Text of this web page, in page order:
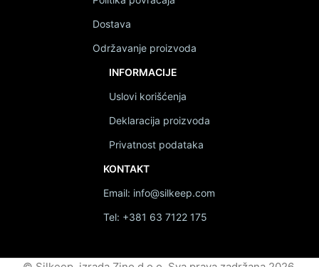
Dostava
Održavanje proizvoda
INFORMACIJE
Uslovi korišćenja
Deklaracija proizvoda
Privatnost podataka
KONTAKT
Email: info@silkeep.com
Tel: +381 63 7122 175